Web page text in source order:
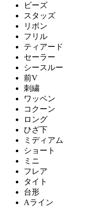
ビーズ
スタッズ
リボン
フリル
ティアード
セーラー
シースルー
前V
刺繍
ワッペン
コクーン
ロング
ひざ下
ミディアム
ショート
ミニ
フレア
タイト
台形
Aライン